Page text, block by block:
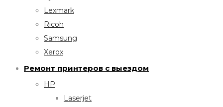
Lexmark
Ricoh
Samsung
Xerox
Ремонт принтеров с выездом
HP
Laserjet